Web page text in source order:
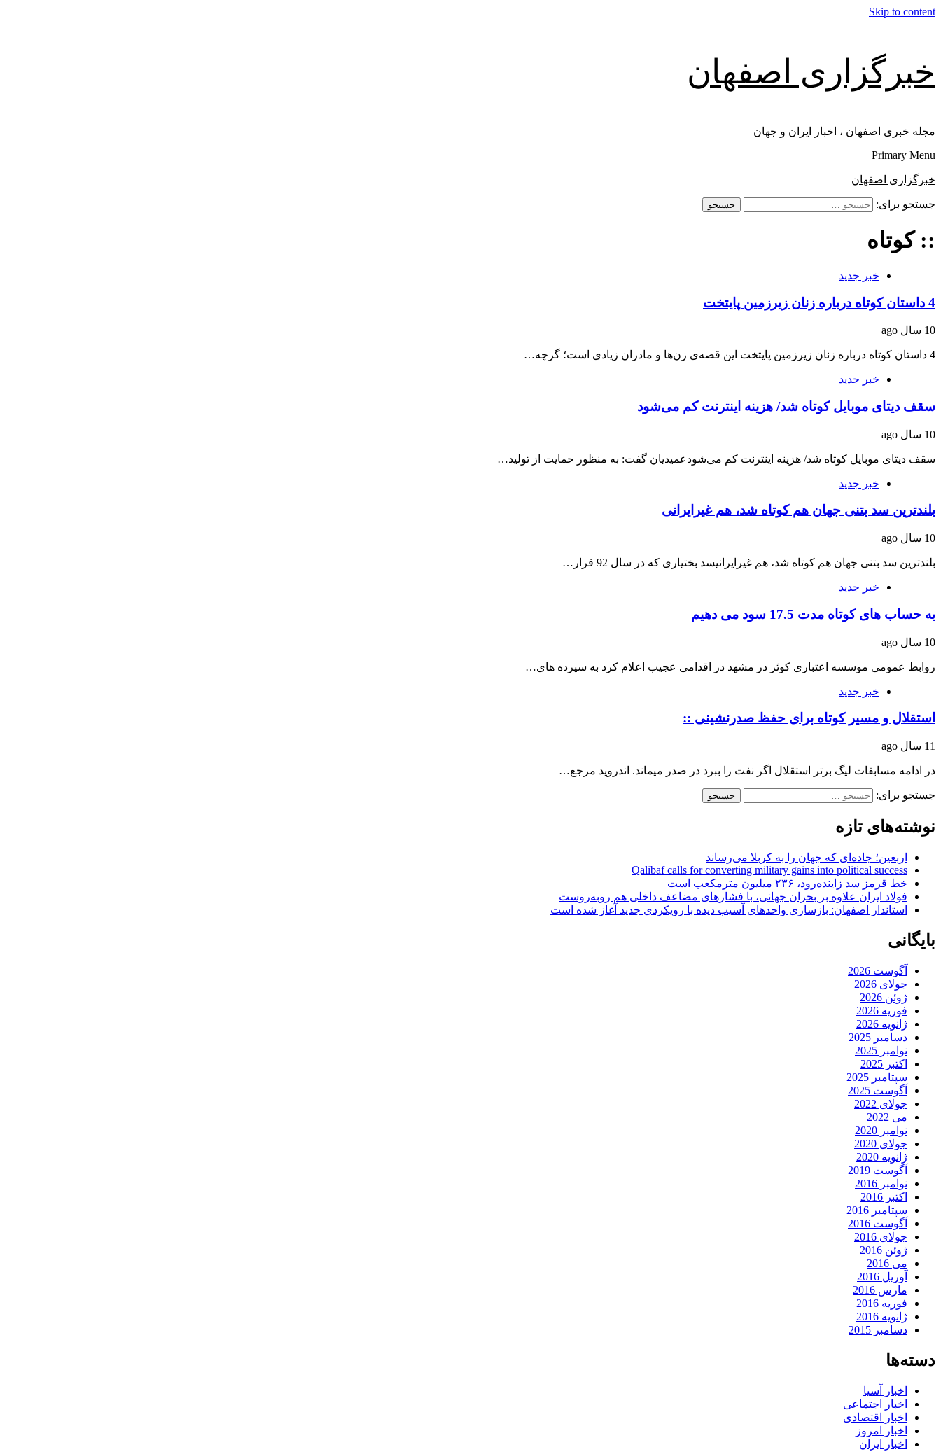
Skip to content
خبرگزاری اصفهان
مجله خبری اصفهان ، اخبار ایران و جهان
Primary Menu
خبرگزاری اصفهان
جستجو برای:
:: کوتاه
خبر جدید
4 داستان کوتاه درباره زنان زیرزمین پایتخت
10 سال ago
4 داستان کوتاه درباره زنان زیرزمین پایتخت این قصه‌ی زن‌ها و مادران زیادی است؛ گرچه…
خبر جدید
سقف دیتای موبایل کوتاه شد/ هزینه اینترنت کم می‌شود
10 سال ago
سقف دیتای موبایل کوتاه شد/ هزینه اینترنت کم می‌شودعمیدیان گفت: به منظور حمایت از تولید…
خبر جدید
بلندترین سد بتنی جهان هم کوتاه شد، هم غیرایرانی
10 سال ago
بلندترین سد بتنی جهان هم کوتاه شد، هم غیرایرانیسد بختیاری که در سال 92 قرار…
خبر جدید
به حساب های کوتاه مدت 17.5 سود می دهیم
10 سال ago
روابط عمومی موسسه اعتباری کوثر در مشهد در اقدامی عجیب اعلام کرد به سپرده های…
خبر جدید
استقلال و مسیر کوتاه برای حفظ صدرنشینی ::
11 سال ago
در ادامه مسابقات لیگ برتر استقلال اگر نفت را ببرد در صدر میماند. اندروید مرجع…
جستجو برای:
نوشته‌های تازه
اربعین؛ جاده‌ای که جهان را به کربلا می‌رساند
Qalibaf calls for converting military gains into political success
خط قرمز سد زاینده‌رود، ۲۳۶ میلیون مترمکعب است
فولاد ایران علاوه بر بحران جهانی، با فشارهای مضاعف داخلی هم روبه‌روست
استاندار اصفهان: بازسازی واحدهای آسیب دیده با رویکردی جدید آغاز شده است
بایگانی
آگوست 2026
جولای 2026
ژوئن 2026
فوریه 2026
ژانویه 2026
دسامبر 2025
نوامبر 2025
اکتبر 2025
سپتامبر 2025
آگوست 2025
جولای 2022
می 2022
نوامبر 2020
جولای 2020
ژانویه 2020
آگوست 2019
نوامبر 2016
اکتبر 2016
سپتامبر 2016
آگوست 2016
جولای 2016
ژوئن 2016
می 2016
آوریل 2016
مارس 2016
فوریه 2016
ژانویه 2016
دسامبر 2015
دسته‌ها
اخبار آسیا
اخبار اجتماعی
اخبار اقتصادی
اخبار امروز
اخبار ایران